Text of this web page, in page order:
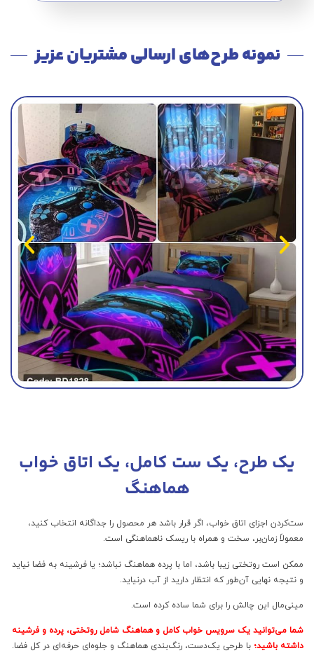
نمونه طرح‌های ارسالی مشتریان عزیز
یک طرح، یک ست کامل، یک اتاق خواب
هماهنگ
ست‌کردن اجزای اتاق خواب، اگر قرار باشد هر محصول را جداگانه انتخاب کنید،
معمولاً زمان‌بر، سخت و همراه با ریسک ناهماهنگی است.
ممکن است روتختی زیبا باشد، اما با پرده هماهنگ نباشد؛ یا فرشینه به فضا نیاید
و نتیجه نهایی آن‌طور که انتظار دارید از آب درنیاید.
مینی‌مال این چالش را برای شما ساده کرده است.
شما می‌توانید یک سرویس خواب کامل و هماهنگ شامل روتختی، پرده و فرشینه
داشته باشید؛ با طرحی یک‌دست، رنگ‌بندی هماهنگ و جلوه‌ای حرفه‌ای در کل فضا.